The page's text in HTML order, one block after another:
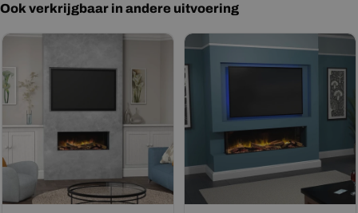
Ook verkrijgbaar in andere uitvoering